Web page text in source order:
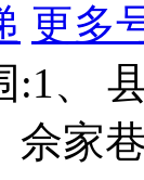
更多
:1、
佘家